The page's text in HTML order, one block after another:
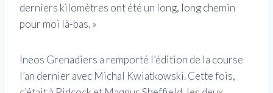
derniers kilomètres ont été un long, long chemin
pour moi là-bas. »
Ineos Grenadiers a remporté l’édition de la course
l’an dernier avec Michal Kwiatkowski. Cette fois,